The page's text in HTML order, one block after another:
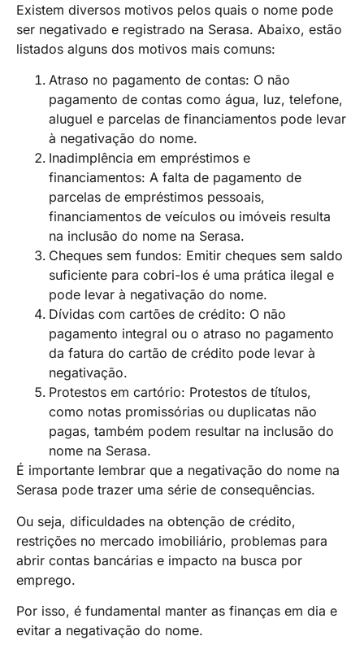
Existem diversos motivos pelos quais o nome pode
ser negativado e registrado na Serasa. Abaixo, estão
listados alguns dos motivos mais comuns:
Atraso no pagamento de contas: O não
pagamento de contas como água, luz, telefone,
aluguel e parcelas de financiamentos pode levar
à negativação do nome.
Inadimplência em empréstimos e
financiamentos: A falta de pagamento de
parcelas de empréstimos pessoais,
financiamentos de veículos ou imóveis resulta
na inclusão do nome na Serasa.
Cheques sem fundos: Emitir cheques sem saldo
suficiente para cobri-los é uma prática ilegal e
pode levar à negativação do nome.
Dívidas com cartões de crédito: O não
pagamento integral ou o atraso no pagamento
da fatura do cartão de crédito pode levar à
negativação.
Protestos em cartório: Protestos de títulos,
como notas promissórias ou duplicatas não
pagas, também podem resultar na inclusão do
nome na Serasa.
É importante lembrar que a negativação do nome na
Serasa pode trazer uma série de consequências.
Ou seja, dificuldades na obtenção de crédito,
restrições no mercado imobiliário, problemas para
abrir contas bancárias e impacto na busca por
emprego.
Por isso, é fundamental manter as finanças em dia e
evitar a negativação do nome.